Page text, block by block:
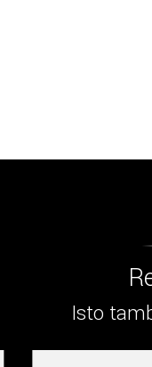
Isto